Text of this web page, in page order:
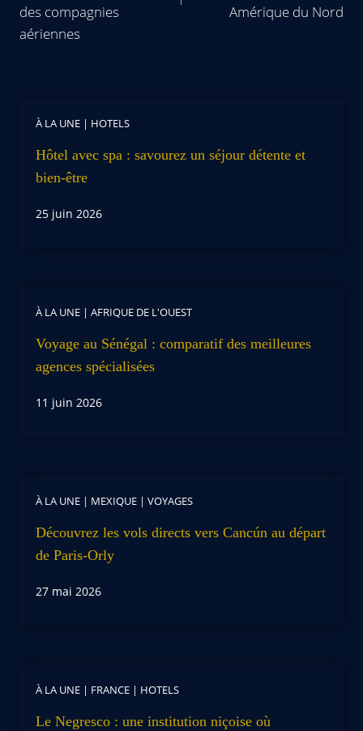
des compagnies
aériennes
Amérique du Nord
À LA UNE | HOTELS
Hôtel avec spa : savourez un séjour détente et
bien-être
25 juin 2026
À LA UNE | AFRIQUE DE L'OUEST
Voyage au Sénégal : comparatif des meilleures
agences spécialisées
11 juin 2026
À LA UNE | MEXIQUE | VOYAGES
Découvrez les vols directs vers Cancún au départ
de Paris-Orly
27 mai 2026
À LA UNE | FRANCE | HOTELS
Le Negresco : une institution niçoise où